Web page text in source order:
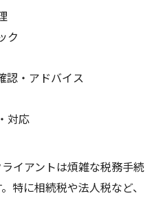
ク
認・アドバイス
対応
イアントは煩雑な税務手続
特に相続税や法人税など、